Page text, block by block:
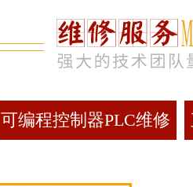
可编程控制器PLC维修